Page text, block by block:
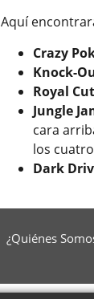
Aquí
Crazy
Knock-
Royal
Jungle
cara
los
Dark
¿Quiénes